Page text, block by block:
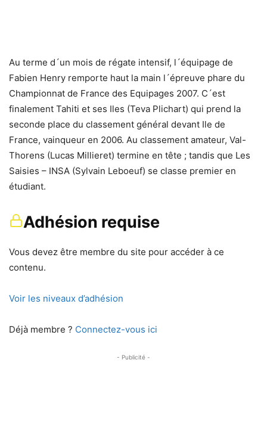
Au terme d´un mois de régate intensif, l´équipage de
Fabien Henry remporte haut la main l´épreuve phare du
Championnat de France des Equipages 2007. C´est
finalement Tahiti et ses Iles (Teva Plichart) qui prend la
seconde place du classement général devant Ile de
France, vainqueur en 2006. Au classement amateur, Val-
Thorens (Lucas Millieret) termine en tête ; tandis que Les
Saisies – INSA (Sylvain Leboeuf) se classe premier en
étudiant.
Adhésion requise
Vous devez être membre du site pour accéder à ce
contenu.
Voir les niveaux d’adhésion
Déjà membre ? Connectez-vous ici
- Publicité -